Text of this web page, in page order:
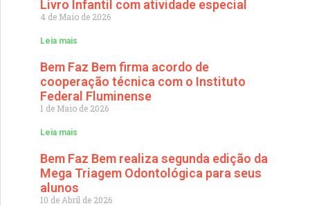
Livro Infantil com atividade especial
4 de Maio de 2026
Leia mais
Bem Faz Bem firma acordo de
cooperação técnica com o Instituto
Federal Fluminense
1 de Maio de 2026
Leia mais
Bem Faz Bem realiza segunda edição da
Mega Triagem Odontológica para seus
alunos
10 de Abril de 2026